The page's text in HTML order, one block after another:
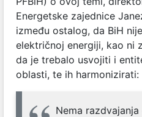
Energetske zajednice
između ostalog, da BiH
električnoj energiji, kao ni
da je trebalo usvojiti i
oblasti, te ih harmonizirati:
Nema